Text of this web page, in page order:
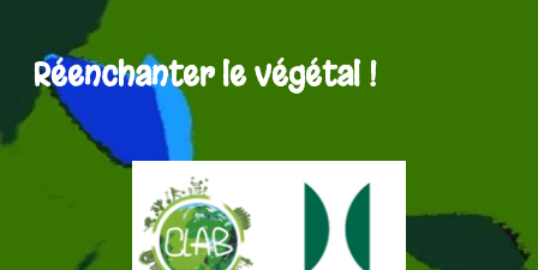
Réenchanter le végétal !